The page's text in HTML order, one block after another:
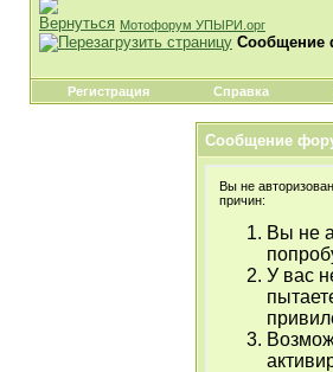
Мотофорум УПЫРИ.орг
Сообщение
Регистрация Справка
Сообщение
Вы не
причин:
Вы не
У вас